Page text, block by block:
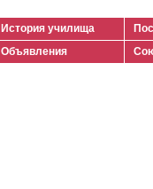
История училища
Объявления